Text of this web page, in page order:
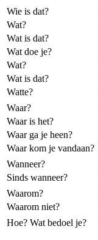
Wie is dat?
Wat?
Wat is dat?
Wat doe je?
Wat?
Wat is dat?
Watte?
Waar?
Waar is het?
Waar ga je heen?
Waar kom je vandaan?
Wanneer?
Sinds wanneer?
Waarom?
Waarom niet?
Hoe? Wat bedoel je?